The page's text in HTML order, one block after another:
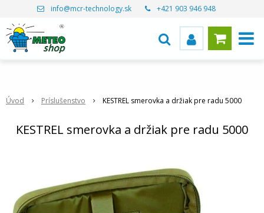
info@mcr-technology.sk +421 903 946 948
Úvod Príslušenstvo KESTREL smerovka a držiak pre radu 5000
KESTREL smerovka a držiak pre radu 5000